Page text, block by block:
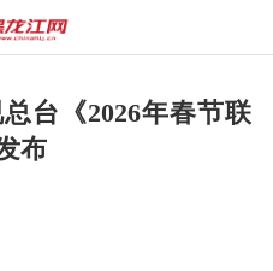
台《2026年春节联
布